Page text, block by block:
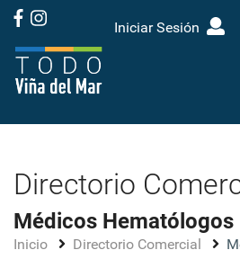
Iniciar Sesión
Directorio
Médicos Hematólogos
Inicio Directorio Comercial